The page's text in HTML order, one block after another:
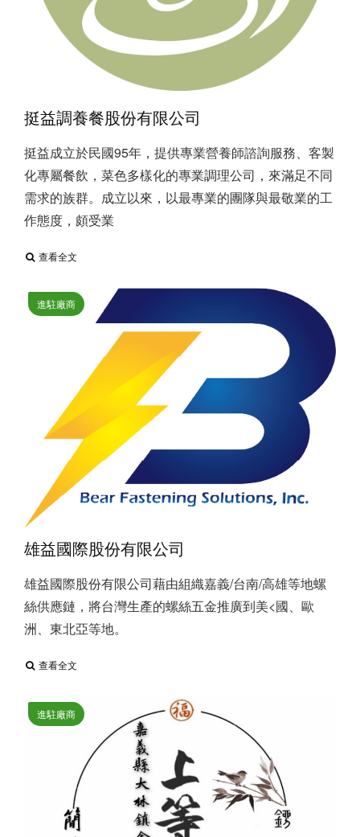
挺益調養餐股份有限公司
挺益成立於民國95年，提供專業營養師諮詢服務、客製
化專屬餐飲，菜色多樣化的專業調理公司，來滿足不同
需求的族群。成立以來，以最專業的團隊與最敬業的工
作態度，頗受業
查看全文
進駐廠商
雄益國際股份有限公司
雄益國際股份有限公司藉由組織嘉義/台南/高雄等地螺
絲供應鏈，將台灣生產的螺絲五金推廣到美<國、歐
洲、東北亞等地。
查看全文
進駐廠商